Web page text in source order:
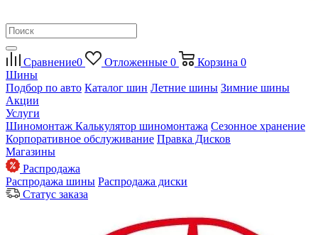
Сравнение0 Отложенные 0 Корзина 0
Шины
Подбор по авто Каталог шин Летние шины Зимние шины
Акции
Услуги
Шиномонтаж Калькулятор шиномонтажа Сезонное хранение
Корпоративное обслуживание Правка Дисков
Магазины
Распродажа
Распродажа шины Распродажа диски
Статус заказа